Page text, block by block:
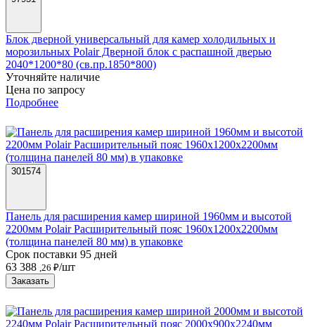
Блок дверной универсальный для камер холодильных и
морозильных Polair Дверной блок с распашной дверью
2040*1200*80 (св.пр.1850*800)
Уточняйте наличие
Цена по запросу
Подробнее
301574
Панель для расширения камер шириной 1960мм и высотой
2200мм Polair Расширительный пояс 1960х1200х2200мм
(толщина панелей 80 мм) в упаковке
Срок поставки 95 дней
63 388 ,26 ₽/шт
Заказать